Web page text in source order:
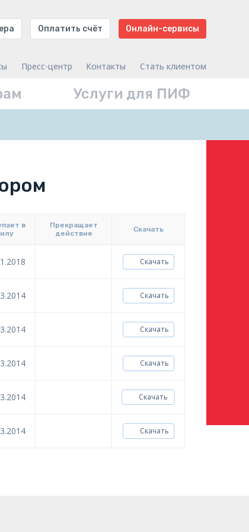
Оплатить счёт Онлайн-сервисы
Пресс-центр Контакты Стать клиентом
Услуги для ПИФ
в
Прекращает
действие
Скачать
Скачать
Скачать
Скачать
Скачать
Скачать
Скачать